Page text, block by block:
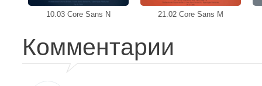
10.03 Core Sans N 21.02 Core Sans M
Комментарии